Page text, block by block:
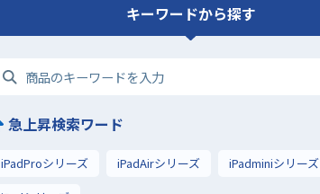
キーワードから探す
急上昇検索ワード
iPadProシリーズ iPadAirシリーズ
iPadminiシリーズ